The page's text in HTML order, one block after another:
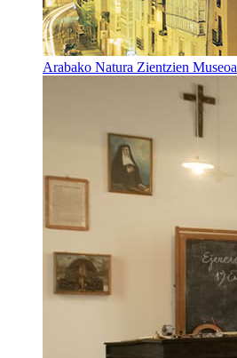
Arabako Natura Zientzien Museoa